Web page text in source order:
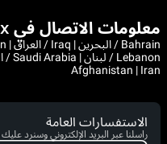
معلومات الاتصال في Unox الشرق الأوسط
Afghanistan | Iran
الاستفسارات العامة
راسلنا عبر البريد الإلكتروني وسنرد